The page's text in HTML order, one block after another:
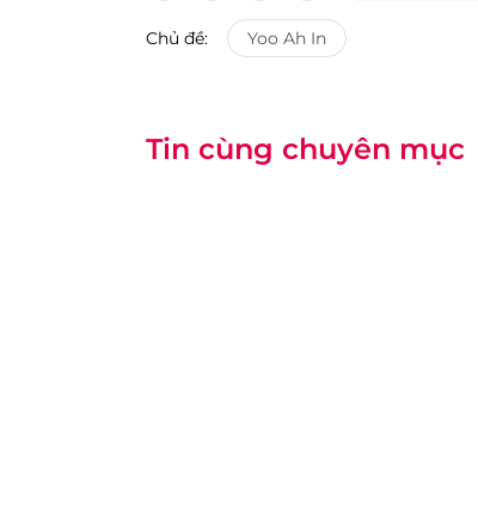
Chủ đề: Yoo Ah In
Tin cùng chuyên mục